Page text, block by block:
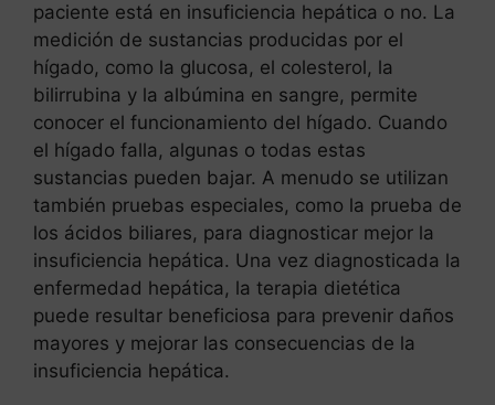
paciente está en insuficiencia hepática o no. La
medición de sustancias producidas por el
hígado, como la glucosa, el colesterol, la
bilirrubina y la albúmina en sangre, permite
conocer el funcionamiento del hígado. Cuando
el hígado falla, algunas o todas estas
sustancias pueden bajar. A menudo se utilizan
también pruebas especiales, como la prueba de
los ácidos biliares, para diagnosticar mejor la
insuficiencia hepática. Una vez diagnosticada la
enfermedad hepática, la terapia dietética
puede resultar beneficiosa para prevenir daños
mayores y mejorar las consecuencias de la
insuficiencia hepática.